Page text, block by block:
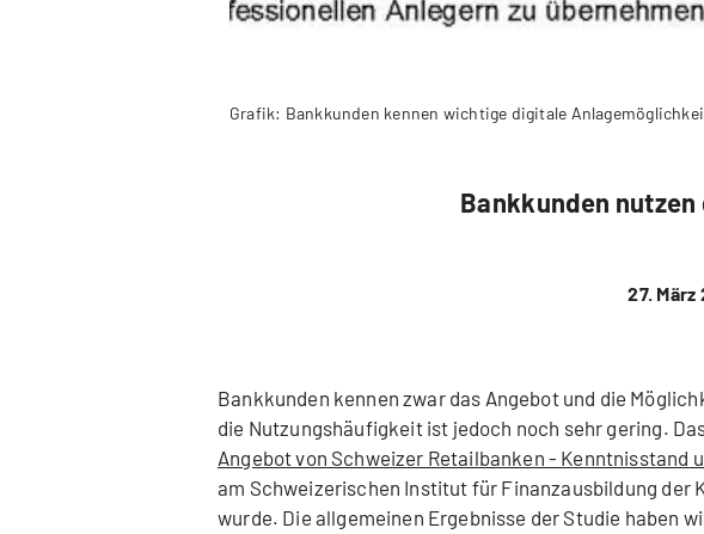
Grafik: Bankkunden kennen wichtige digitale
Bankkunden
27. März
Bankkunden kennen zwar das Angebot und die
die Nutzungshäufigkeit ist jedoch noch sehr gering.
Angebot von Schweizer Retailbanken - Kenntnisstand
am Schweizerischen Institut für Finanzausbildung der
wurde. Die allgemeinen Ergebnisse der Studie haben